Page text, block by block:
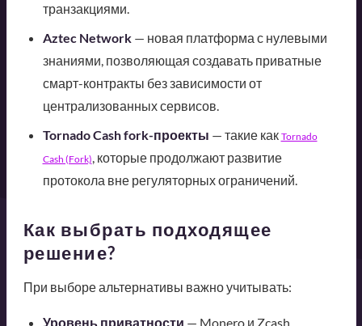
транзакциями.
Aztec Network— новая платформа с нулевыми
знаниями, позволяющая создавать приватные
смарт-контракты без зависимости от
централизованных сервисов.
Tornado Cash fork-проекты — такие как Tornado
Cash (Fork) , которые продолжают развитие
протокола вне регуляторных ограничений.
Как выбрать подходящее
решение?
При выборе альтернативы важно учитывать:
Уровень приватности — Monero и Zcash